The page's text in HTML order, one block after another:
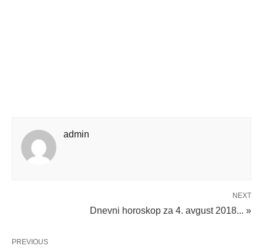
admin
NEXT
Dnevni horoskop za 4. avgust 2018... »
PREVIOUS